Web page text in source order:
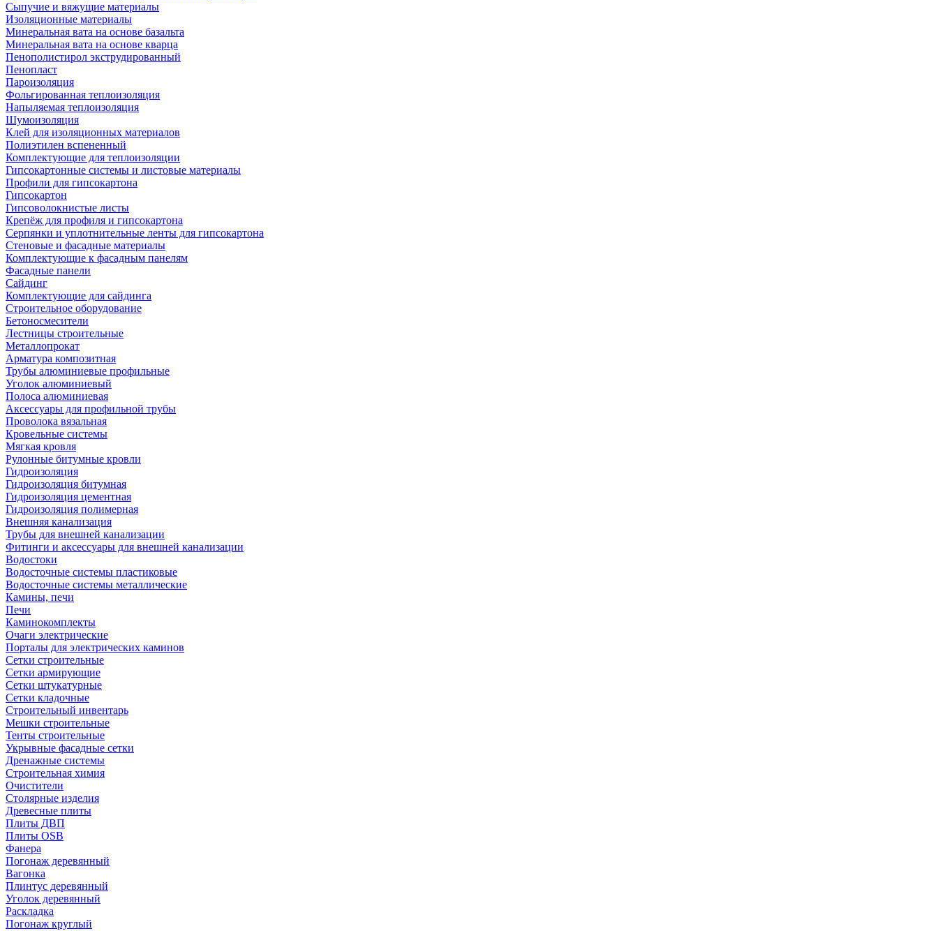
Сыпучие и вяжущие материалы
Изоляционные материалы
Минеральная вата на основе базальта
Минеральная вата на основе кварца
Пенополистирол экструдированный
Пенопласт
Пароизоляция
Фольгированная теплоизоляция
Напыляемая теплоизоляция
Шумоизоляция
Клей для изоляционных материалов
Полиэтилен вспененный
Комплектующие для теплоизоляции
Гипсокартонные системы и листовые материалы
Профили для гипсокартона
Гипсокартон
Гипсоволокнистые листы
Крепёж для профиля и гипсокартона
Серпянки и уплотнительные ленты для гипсокартона
Стеновые и фасадные материалы
Комплектующие к фасадным панелям
Фасадные панели
Сайдинг
Комплектующие для сайдинга
Строительное оборудование
Бетоносмесители
Лестницы строительные
Металлопрокат
Арматура композитная
Трубы алюминиевые профильные
Уголок алюминиевый
Полоса алюминиевая
Аксессуары для профильной трубы
Проволока вязальная
Кровельные системы
Мягкая кровля
Рулонные битумные кровли
Гидроизоляция
Гидроизоляция битумная
Гидроизоляция цементная
Гидроизоляция полимерная
Внешняя канализация
Трубы для внешней канализации
Фитинги и аксессуары для внешней канализации
Водостоки
Водосточные системы пластиковые
Водосточные системы металлические
Камины, печи
Печи
Каминокомплекты
Очаги электрические
Порталы для электрических каминов
Сетки строительные
Сетки армирующие
Сетки штукатурные
Сетки кладочные
Строительный инвентарь
Мешки строительные
Тенты строительные
Укрывные фасадные сетки
Дренажные системы
Строительная химия
Очистители
Столярные изделия
Древесные плиты
Плиты ДВП
Плиты OSB
Фанера
Погонаж деревянный
Вагонка
Плинтус деревянный
Уголок деревянный
Раскладка
Погонаж круглый